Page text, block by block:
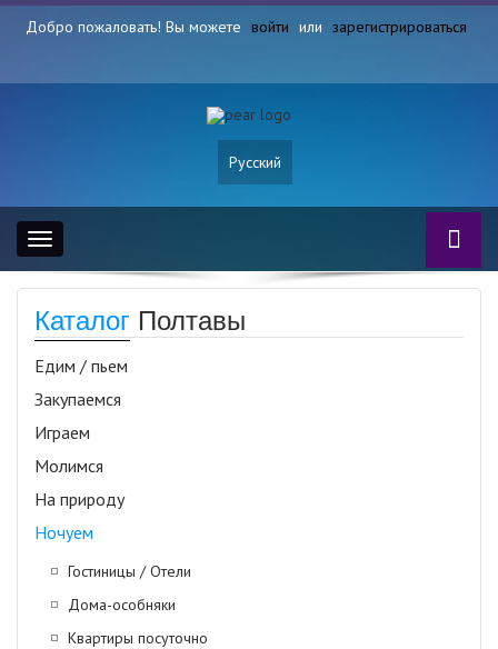
Добро пожаловать! Вы можете войти или зарегистрироваться
Русский
Toggle
navigation
Каталог Полтавы
Едим / пьем
Закупаемся
Играем
Молимся
На природу
Ночуем
Гостиницы / Отели
Дома-особняки
Квартиры посуточно